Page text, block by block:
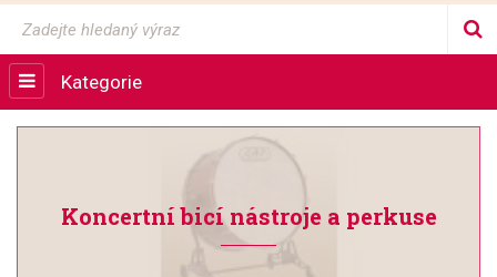
Kategorie
Koncertní bicí nástroje a perkuse